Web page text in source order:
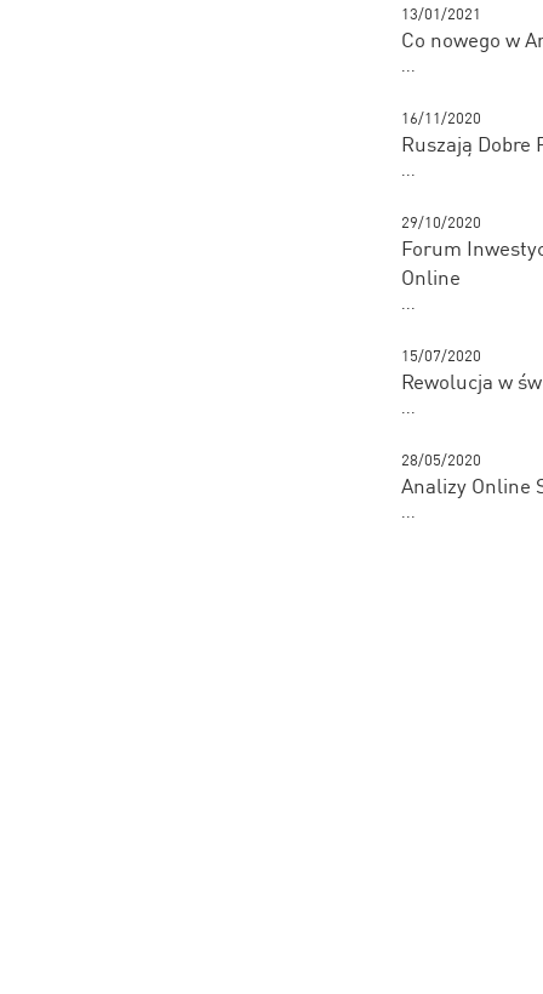
13/01/2021
Co nowego w
...
16/11/2020
Ruszają
...
29/10/2020
Forum
Online
...
15/07/2020
Rewolucja w
...
28/05/2020
Analizy Online
...